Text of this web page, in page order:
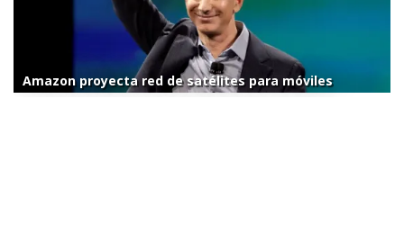
Amazon proyecta red de satélites para móviles